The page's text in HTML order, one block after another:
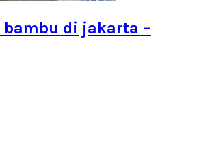
bambu di jakarta –